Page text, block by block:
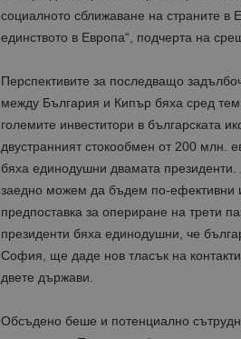
социалното сближаване на страните в
единството в Европа“, подчерта на
Перспективите за последващо
между България и Кипър бяха сред
големите инвеститори в българската
двустранният стокообмен от 200 млн.
бяха единодушни двамата
заедно можем да бъдем по-ефективни
предпоставка за опериране на трети
президенти бяха единодушни, че
София, ще даде нов тласък на
двете държави.
Обсъдено беше и потенциално